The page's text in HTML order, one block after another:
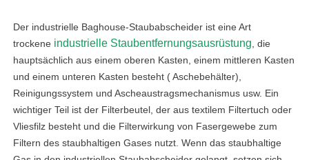
Der industrielle Baghouse-Staubabscheider ist eine Art
trockene industrielle Staubentfernungsausrüstung , die
hauptsächlich aus einem oberen Kasten, einem mittleren Kasten
und einem unteren Kasten besteht ( Aschebehälter),
Reinigungssystem und Ascheaustragsmechanismus usw. Ein
wichtiger Teil ist der Filterbeutel, der aus textilem Filtertuch oder
Vliesfilz besteht und die Filterwirkung von Fasergewebe zum
Filtern des staubhaltigen Gases nutzt. Wenn das staubhaltige